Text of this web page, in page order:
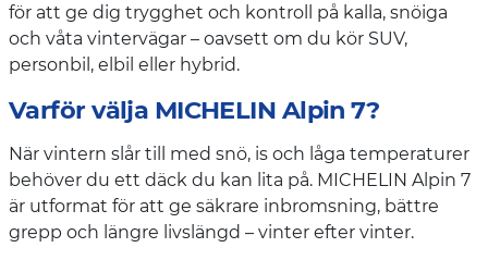
för att ge dig trygghet och kontroll på kalla, snöiga
och våta vintervägar – oavsett om du kör SUV,
personbil, elbil eller hybrid.
Varför välja MICHELIN Alpin 7?
När vintern slår till med snö, is och låga temperaturer
behöver du ett däck du kan lita på. MICHELIN Alpin 7
är utformat för att ge säkrare inbromsning, bättre
grepp och längre livslängd – vinter efter vinter.